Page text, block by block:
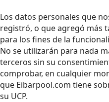
Los datos personales que
registró, o que agregó más
para los fines de la
No se utilizarán para nada
terceros sin su
comprobar, en cualquier
que Eibarpool.com tiene
su UCP.